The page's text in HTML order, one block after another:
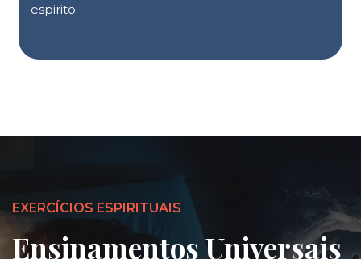
espirito.
EXERCÍCIOS ESPIRITUAIS
Ensinamentos Universais